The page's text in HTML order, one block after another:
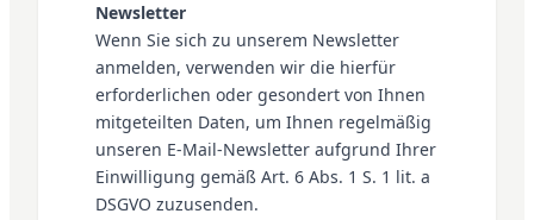
Newsletter
Wenn Sie sich zu unserem Newsletter
anmelden, verwenden wir die hierfür
erforderlichen oder gesondert von Ihnen
mitgeteilten Daten, um Ihnen regelmäßig
unseren E-Mail-Newsletter aufgrund Ihrer
Einwilligung gemäß Art. 6 Abs. 1 S. 1 lit. a
DSGVO zuzusenden.